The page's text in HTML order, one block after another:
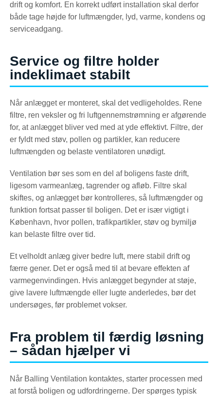
drift og komfort. En korrekt udført installation skal derfor
både tage højde for luftmængder, lyd, varme, kondens og
serviceadgang.
Service og filtre holder
indeklimaet stabilt
Når anlægget er monteret, skal det vedligeholdes. Rene
filtre, ren veksler og fri luftgennemstrømning er afgørende
for, at anlægget bliver ved med at yde effektivt. Filtre, der
er fyldt med støv, pollen og partikler, kan reducere
luftmængden og belaste ventilatoren unødigt.
Ventilation bør ses som en del af boligens faste drift,
ligesom varmeanlæg, tagrender og afløb. Filtre skal
skiftes, og anlægget bør kontrolleres, så luftmængder og
funktion fortsat passer til boligen. Det er især vigtigt i
København, hvor pollen, trafikpartikler, støv og bymiljø
kan belaste filtre over tid.
Et velholdt anlæg giver bedre luft, mere stabil drift og
færre gener. Det er også med til at bevare effekten af
varmegenvindingen. Hvis anlægget begynder at støje,
give lavere luftmængde eller lugte anderledes, bør det
undersøges, før problemet vokser.
Fra problem til færdig løsning
– sådan hjælper vi
Når Balling Ventilation kontaktes, starter processen med
at forstå boligen og udfordringerne. Der spørges typisk